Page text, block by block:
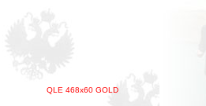
QLE 468x60 GOLD